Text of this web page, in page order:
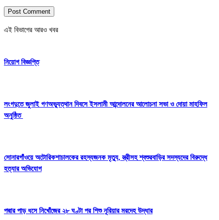
এই বিভাগের আরও খবর
নিয়োগ বিজ্ঞপ্তি
লংগদুতে জুলাই গণঅভ্যুত্থান দিবসে ইসলামী আন্দোলনের আলোচনা সভা ও দোয়া মাহফিল
অনুষ্ঠিত
সোনারগাঁওয়ে অটোরিকশাচালকের রহস্যজনক মৃত্যু, স্ত্রীসহ শ্বশুরবাড়ির সদস্যদের বিরুদ্ধে
হত্যার অভিযোগ
পদ্মার পাড় ধসে নিখোঁজের ২৮ ঘণ্টা পর শিশু নূরিয়ার মরদেহ উদ্ধার